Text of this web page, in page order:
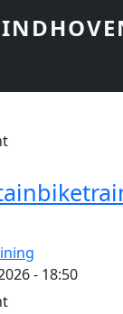
- 18:50